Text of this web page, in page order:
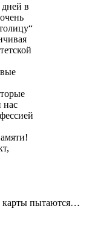
в
нас
пытаются…